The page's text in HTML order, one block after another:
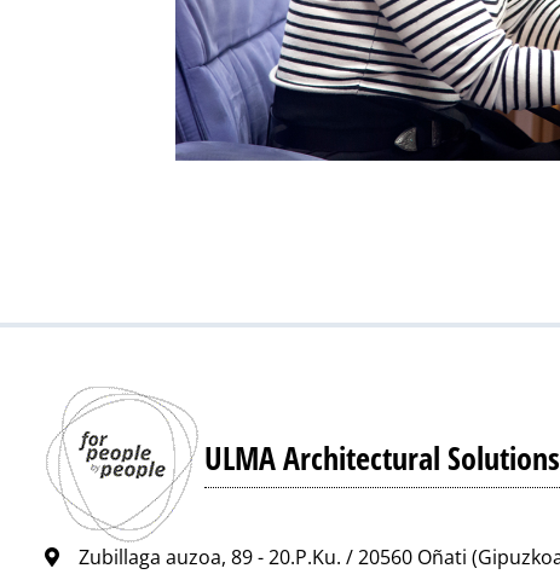
ULMA Architectural Solutions
Zubillaga auzoa, 89 - 20.P.Ku. / 20560 Oñati